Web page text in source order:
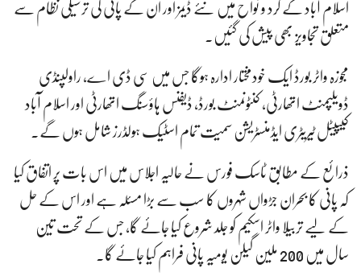
اسلام آباد کے گرد و نواح میں نئے ڈیمز اور ان کے پانی کی ترسیلی نظام سے
متعلق تجاویز بھی پیش کی گئیں۔
مجوزہ واٹر بورڈ ایک خودمختار ادارہ ہوگا جس میں سی ڈی اے، راولپنڈی
ڈویلپمنٹ اتھارٹی، کنٹونمنٹ بورڈ، ڈیفنس ہاؤسنگ اتھارٹی اور اسلام آباد
کیپیٹل ٹیریٹری ایڈمنسٹریشن سمیت تمام اسٹیک ہولڈرز شامل ہوں گے۔
ذرائع کے مطابق ٹاسک فورس نے حالیہ اجلاس میں اس بات پر اتفاق کیا
کہ پانی کا بحران جڑواں شہروں کا سب سے بڑا مسئلہ ہے اور اس کے حل
کے لیے تربیلا واٹر اسکیم کو جلد شروع کیا جائے گا، جس کے تحت تین
سال میں 200 ملین گیلن یومیہ پانی فراہم کیا جائے گا۔